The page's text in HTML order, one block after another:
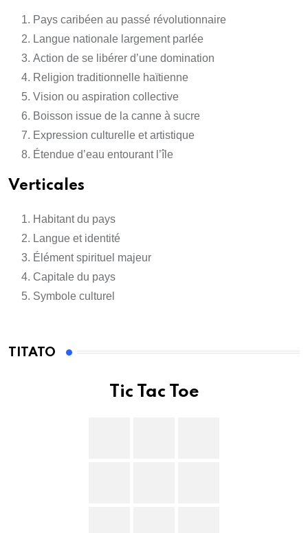
Pays caribéen au passé révolutionnaire
Langue nationale largement parlée
Action de se libérer d’une domination
Religion traditionnelle haïtienne
Vision ou aspiration collective
Boisson issue de la canne à sucre
Expression culturelle et artistique
Étendue d’eau entourant l’île
Verticales
Habitant du pays
Langue et identité
Élément spirituel majeur
Capitale du pays
Symbole culturel
TITATO
Tic Tac Toe